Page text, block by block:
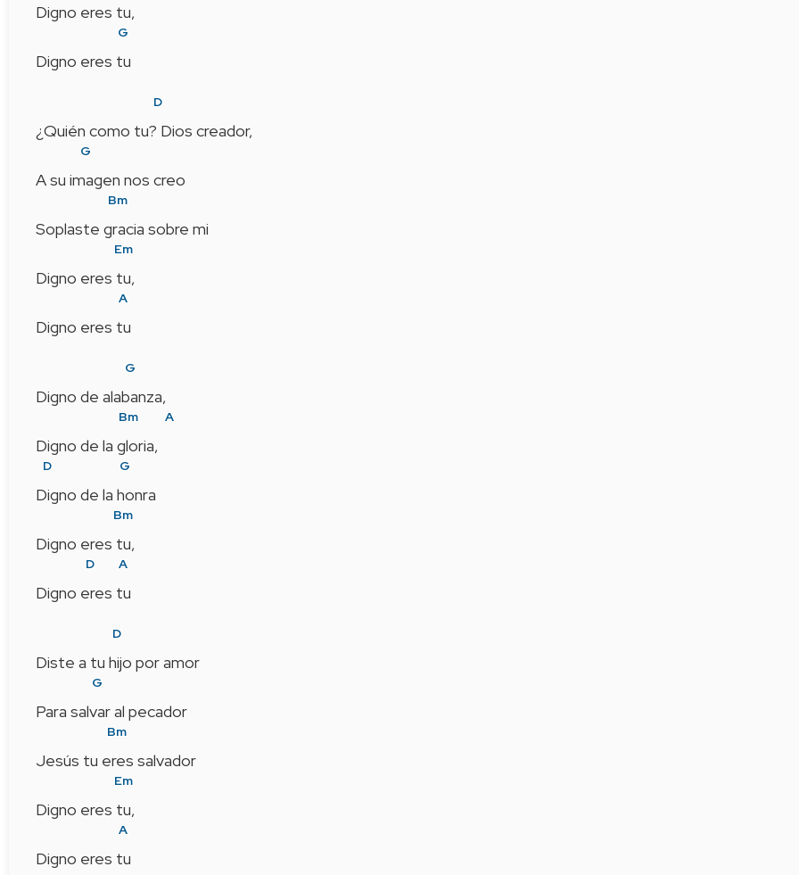
Digno eres tu,
G
Digno eres tu
D
¿Quién como tu? Dios creador,
G
A su imagen nos creo
Bm
Soplaste gracia sobre mi
Em
Digno eres tu,
A
Digno eres tu
G
Digno de alabanza,
Bm A
Digno de la gloria,
D G
Digno de la honra
Bm
Digno eres tu,
D A
Digno eres tu
D
Diste a tu hijo por amor
G
Para salvar al pecador
Bm
Jesús tu eres salvador
Em
Digno eres tu,
A
Digno eres tu